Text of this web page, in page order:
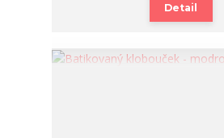
Detail